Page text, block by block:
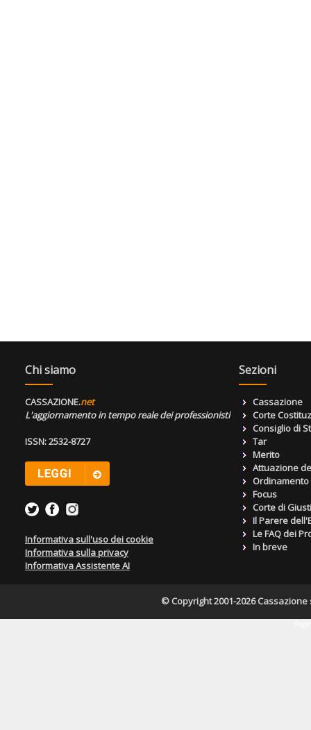
Chi siamo
CASSAZIONE.net
L'aggiornamento in tempo reale dei professionisti
ISSN: 2532-8727
Informativa sull'uso dei cookie
Informativa sulla privacy
Informativa Assistente AI
Sezioni
Cassazione
Corte
Consiglio di
Tar
Merito
Attuazione
Focus
Corte di
Il Parere
Le FAQ dei
In breve
© Copyright 2001-2026 Cassazione